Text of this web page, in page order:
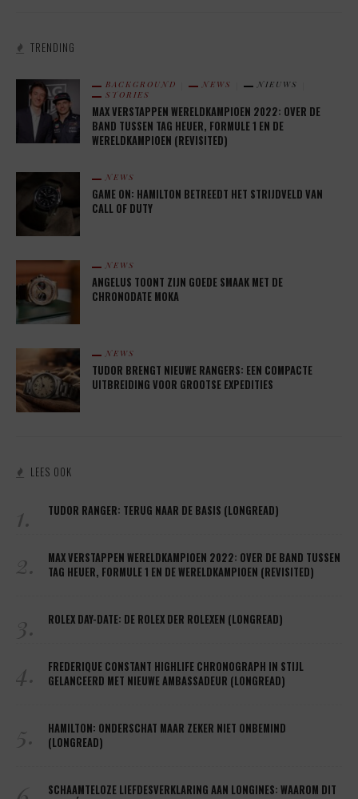
TRENDING
BACKGROUND NEWS
NIEUWS
STORIES
MAX VERSTAPPEN WERELDKAMPIOEN 2022: OVER DE
BAND TUSSEN TAG HEUER, FORMULE 1 EN DE
WERELDKAMPIOEN (REVISITED)
NEWS
GAME ON: HAMILTON BETREEDT HET STRIJDVELD VAN
CALL OF DUTY
NEWS
ANGELUS TOONT ZIJN GOEDE SMAAK MET DE
CHRONODATE MOKA
NEWS
TUDOR BRENGT NIEUWE RANGERS: EEN COMPACTE
UITBREIDING VOOR GROOTSE EXPEDITIES
LEES OOK
1. TUDOR RANGER: TERUG NAAR DE BASIS (LONGREAD)
2.
MAX VERSTAPPEN WERELDKAMPIOEN 2022: OVER DE BAND TUSSEN
TAG HEUER, FORMULE 1 EN DE WERELDKAMPIOEN (REVISITED)
3. ROLEX DAY-DATE: DE ROLEX DER ROLEXEN (LONGREAD)
4.
FREDERIQUE CONSTANT HIGHLIFE CHRONOGRAPH IN STIJL
GELANCEERD MET NIEUWE AMBASSADEUR (LONGREAD)
5.
HAMILTON: ONDERSCHAT MAAR ZEKER NIET ONBEMIND
(LONGREAD)
SCHAAMTELOZE LIEFDESVERKLARING AAN LONGINES: WAAROM DIT